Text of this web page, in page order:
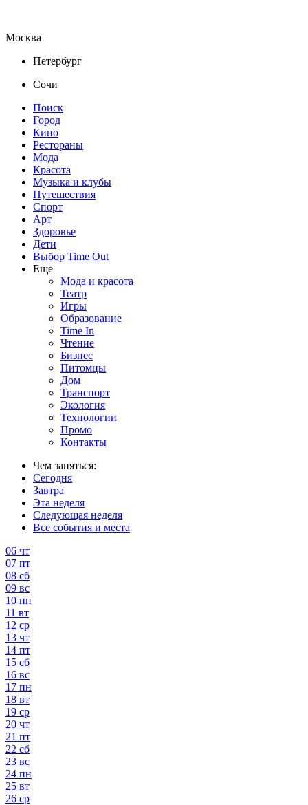
Москва
Петербург
Сочи
Поиск
Город
Кино
Рестораны
Мода
Красота
Музыка и клубы
Путешествия
Спорт
Арт
Здоровье
Дети
Выбор Time Out
Еще
Мода и красота
Театр
Игры
Образование
Time In
Чтение
Бизнес
Питомцы
Дом
Транспорт
Экология
Технологии
Промо
Контакты
Чем заняться:
Сегодня
Завтра
Эта неделя
Следующая неделя
Все события и места
06 чт
07 пт
08 сб
09 вс
10 пн
11 вт
12 ср
13 чт
14 пт
15 сб
16 вс
17 пн
18 вт
19 ср
20 чт
21 пт
22 сб
23 вс
24 пн
25 вт
26 ср